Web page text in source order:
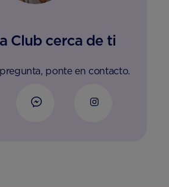
Club cerca de ti
ponte en contacto.